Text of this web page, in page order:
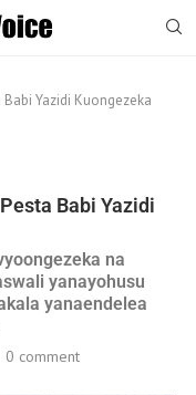
Yazidi Kuongezeka
Babi Yazidi
na
yanayohusu
yanaendelea
0 comment